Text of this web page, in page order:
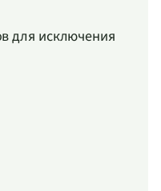
для исключения